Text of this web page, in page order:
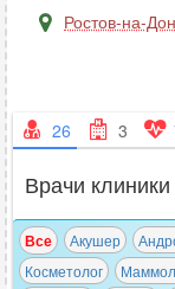
Ростов-на-
26 3
Врачи клиники
Все Акушер
Косметолог